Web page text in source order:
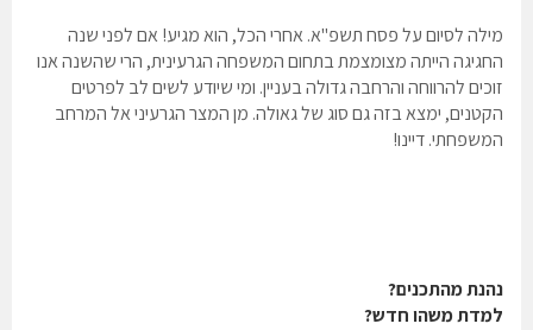
מילה לסיום על פסח תשפ"א. אחרי הכל, הוא מגיע! אם לפני שנה
החגיגה הייתה מצומצמת בתחום המשפחה הגרעינית, הרי שהשנה אנו
זוכים להרווחה והרחבה גדולה בעניין. ומי שיודע לשים לב לפרטים
הקטנים, ימצא בזה גם סוג של גאולה. מן המצר הגרעיני אל המרחב
המשפחתי. דיינו!
נהנת מהתכנים?
למדת משהו חדש?